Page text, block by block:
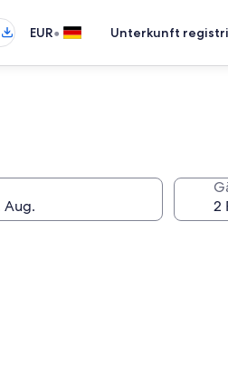
EUR• Unterkunft